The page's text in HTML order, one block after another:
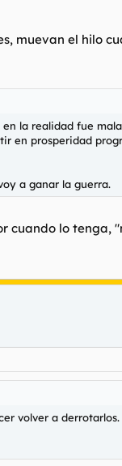
muevan el hilo
la realidad fue
en prosperidad
a ganar la guerra.
cuando lo tenga,
volver a derrotarlos.